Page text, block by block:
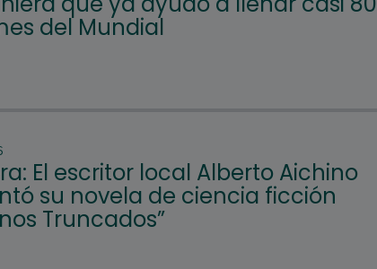
del Mundial
El escritor local Alberto Aichino
su novela de ciencia ficción
Truncados”